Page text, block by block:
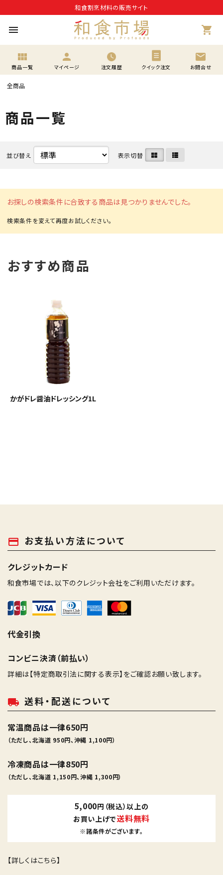
和食割烹材料の販売サイト
menu shopping_cart
view_module
商品一覧
person
マイページ 注文履歴 クイック注文
mail
お問合せ
全商品
商品一覧
並び替え 表示切替
お探しの検索条件に合致する商品は見つかりませんでした。
おすすめ商品
かがドレ醤油ドレッシング1L
payment お支払い方法について
クレジットカード
和食市場では、以下のクレジット会社をご利用いただけます。
代金引換
コンビニ決済（前払い）
詳細は【特定商取引法に関する表示】 をご確認お願い致します。
local_shipping 送料・配送について
常温商品は一律650円
（ただし、北海道 950円、沖縄 1,100円）
冷凍商品は一律850円
（ただし、北海道 1,150円、沖縄 1,300円）
5,000円（税込）以上の
お買い上げで送料無料
※諸条件がございます。
【詳しくはこちら】